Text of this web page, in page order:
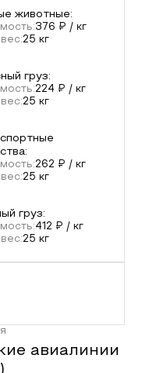
животные:
376 ₽ / кг
25 кг
груз:
224 ₽ / кг
25 кг
:
262 ₽ / кг
25 кг
груз:
412 ₽ / кг
25 кг
авиалинии
)